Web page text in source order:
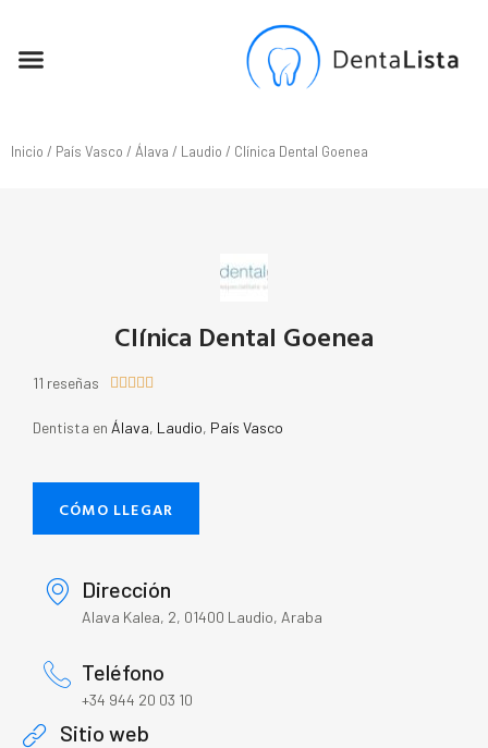
Inicio / País Vasco / Álava / Laudio / Clínica Dental Goenea
Clínica Dental Goenea
11 reseñas     
Dentista en Álava, Laudio, País Vasco
CÓMO LLEGAR
Dirección
Alava Kalea, 2, 01400 Laudio, Araba
Teléfono
+34 944 20 03 10
Sitio web